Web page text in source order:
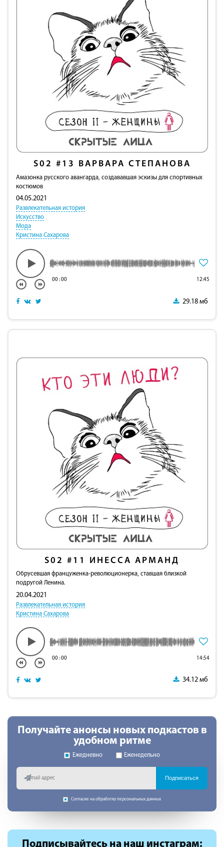
S02 #13 ВАРВАРА СТЕПАНОВА
Амазонка русского авангарда, создававшая эскизы для спортивных
костюмов
04.05.2021
Развлекательная история
Искусство
Мода
Кристина Сахарова
00:00 12:45
29.18 мб
S02 #11 ИНЕССА АРМАНД
Обрусевшая француженка-революционерка, ставшая близкой
подругой Ленина.
20.04.2021
Развлекательная история
Кристина Сахарова
00:00 14:54
34.12 мб
Получайте анонсы новых подкастов в
удобном ритме
Ежедневно Еженедельно
Подписаться
Согласие на обработку персональных данных
Подписывайтесь на наш инстаграм: